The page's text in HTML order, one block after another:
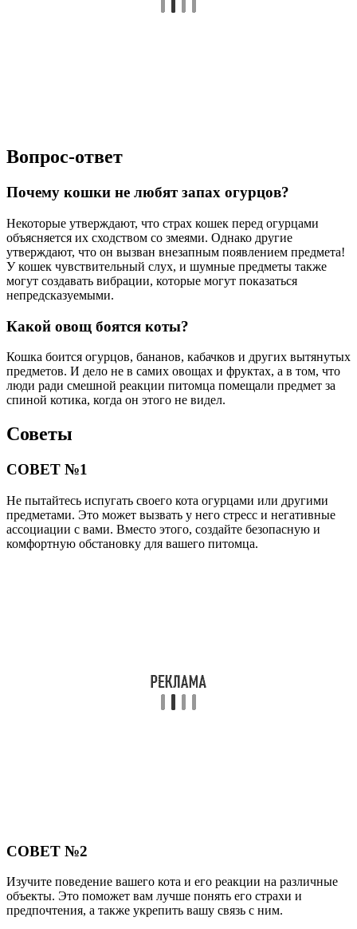
Вопрос-ответ
Почему кошки не любят запах огурцов?
Некоторые утверждают, что страх кошек перед огурцами
объясняется их сходством со змеями. Однако другие
утверждают, что он вызван внезапным появлением предмета!
У кошек чувствительный слух, и шумные предметы также
могут создавать вибрации, которые могут показаться
непредсказуемыми.
Какой овощ боятся коты?
Кошка боится огурцов, бананов, кабачков и других вытянутых
предметов. И дело не в самих овощах и фруктах, а в том, что
люди ради смешной реакции питомца помещали предмет за
спиной котика, когда он этого не видел.
Советы
СОВЕТ №1
Не пытайтесь испугать своего кота огурцами или другими
предметами. Это может вызвать у него стресс и негативные
ассоциации с вами. Вместо этого, создайте безопасную и
комфортную обстановку для вашего питомца.
СОВЕТ №2
Изучите поведение вашего кота и его реакции на различные
объекты. Это поможет вам лучше понять его страхи и
предпочтения, а также укрепить вашу связь с ним.